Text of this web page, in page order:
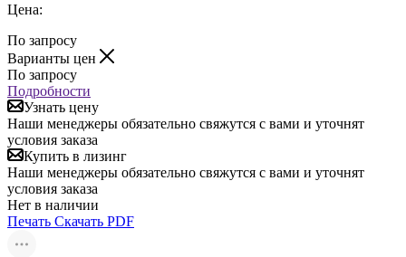
Цена:
По запросу
Варианты цен
По запросу
Подробности
Узнать цену
Наши менеджеры обязательно свяжутся с вами и уточнят
условия заказа
Купить в лизинг
Наши менеджеры обязательно свяжутся с вами и уточнят
условия заказа
Нет в наличии
Печать Скачать PDF